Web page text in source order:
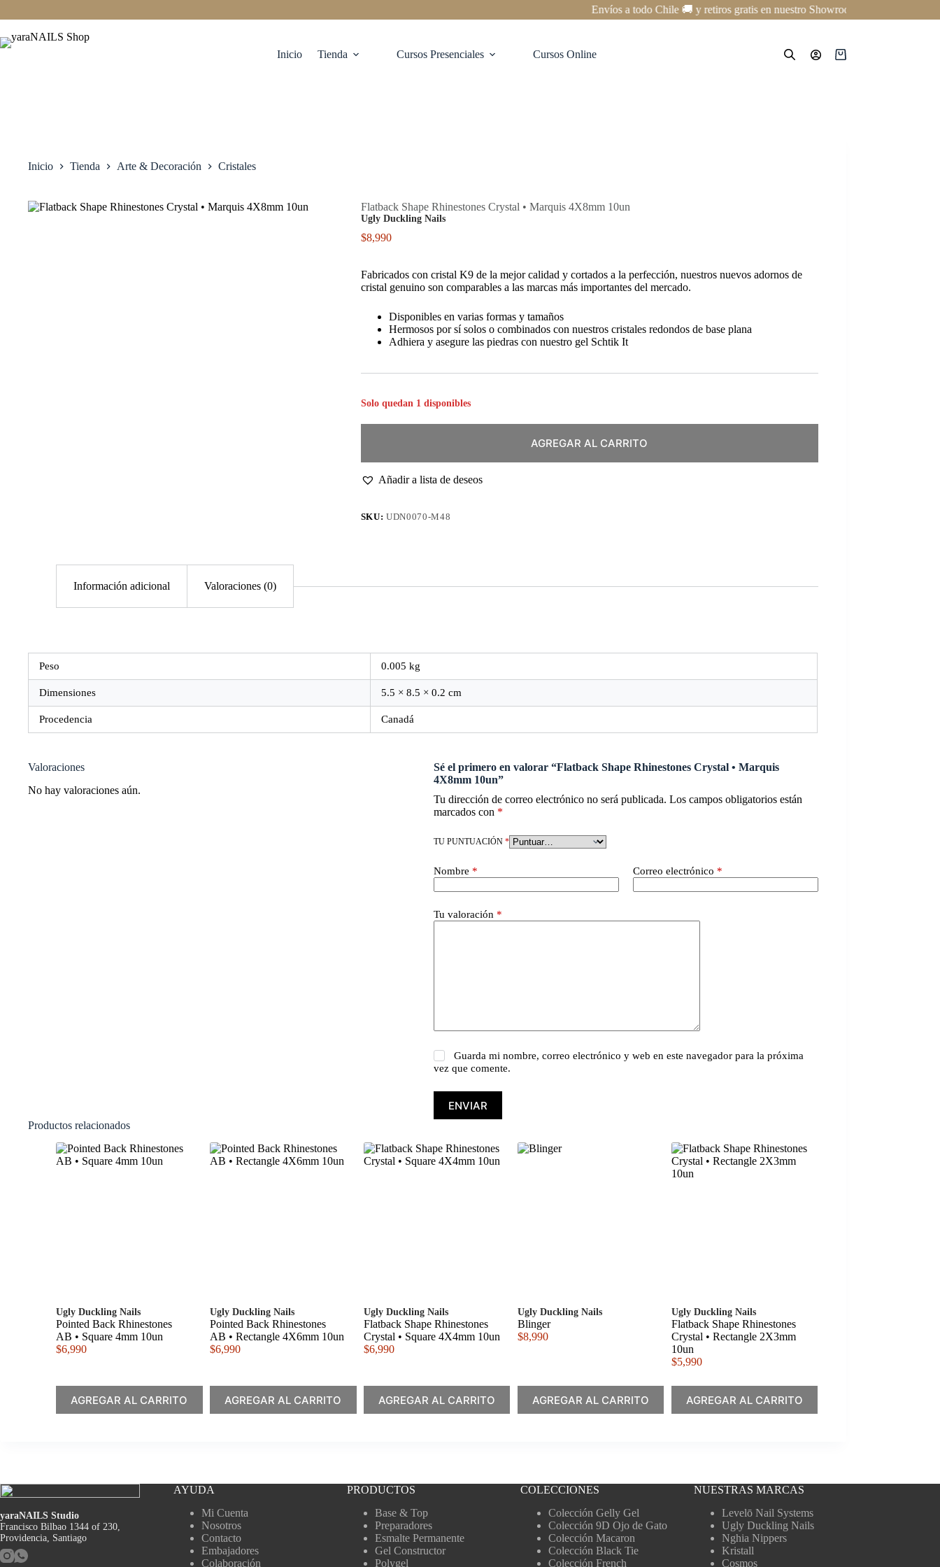
al
contenido
Envíos a todo Chile 🚚 y retiros gratis en nuestro Showroom en Providencia ✨ |
Inicio Tienda Cursos Presenciales Cursos Online
Carro
Inicio Tienda Arte & Decoración Cristales
Flatback Shape Rhinestones Crystal • Marquis 4X8mm 10un
Ugly Duckling Nails
$8,990
Fabricados con cristal K9 de la mejor calidad y cortados a la perfección, nuestros nuevos adornos de
cristal genuino son comparables a las marcas más importantes del mercado.
Disponibles en varias formas y tamaños
Hermosos por sí solos o combinados con nuestros cristales redondos de base plana
Adhiera y asegure las piedras con nuestro gel Schtik It
Solo quedan 1 disponibles
AGREGAR AL CARRITO
Añadir a lista de deseos
SKU:UDN0070-M48
Información adicional Valoraciones (0)
Peso 0.005 kg
Dimensiones 5.5 × 8.5 × 0.2 cm
Procedencia Canadá
Valoraciones
No hay valoraciones aún.
Sé el primero en valorar “Flatback Shape Rhinestones Crystal • Marquis
4X8mm 10un”
Tu dirección de correo electrónico no será publicada. Los campos obligatorios están
marcados con *
TU PUNTUACIÓN *
Nombre * Correo electrónico *
Tu valoración *
Guarda mi nombre, correo electrónico y web en este navegador para la próxima
vez que comente.
ENVIAR
Productos relacionados
Ugly Duckling Nails
Pointed Back Rhinestones
AB • Square 4mm 10un
$6,990
AGREGAR AL CARRITO
Ugly Duckling Nails
Pointed Back Rhinestones
AB • Rectangle 4X6mm 10un
$6,990
AGREGAR AL CARRITO
Ugly Duckling Nails
Flatback Shape Rhinestones
Crystal • Square 4X4mm 10un
$6,990
AGREGAR AL CARRITO
Ugly Duckling Nails
Blinger
$8,990
AGREGAR AL CARRITO
Ugly Duckling Nails
Flatback Shape Rhinestones
Crystal • Rectangle 2X3mm
10un
$5,990
AGREGAR AL CARRITO
yaraNAILS Studio
Francisco Bilbao 1344 of 230,
Providencia, Santiago
AYUDA
Mi Cuenta
Nosotros
Contacto
Embajadores
Colaboración
PRODUCTOS
Base & Top
Preparadores
Esmalte Permanente
Gel Constructor
Polygel
COLECCIONES
Colección Gelly Gel
Colección 9D Ojo de Gato
Colección Macaron
Colección Black Tie
Colección French
NUESTRAS MARCAS
Levelō Nail Systems
Ugly Duckling Nails
Nghia Nippers
Kristall
Cosmos